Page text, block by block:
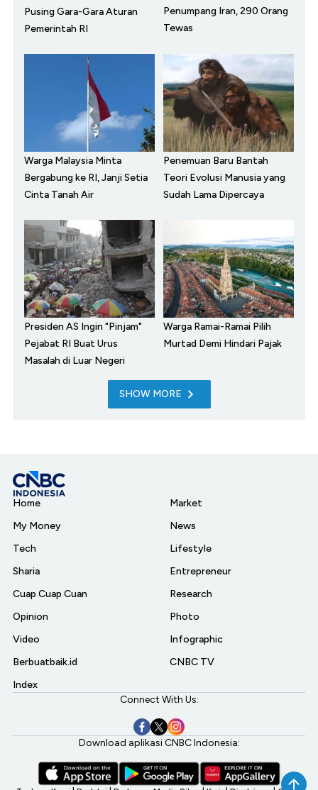
Pusing Gara-Gara Aturan
Pemerintah RI
Penumpang Iran, 290 Orang
Tewas
Warga Malaysia Minta
Bergabung ke RI, Janji Setia
Cinta Tanah Air
Penemuan Baru Bantah
Teori Evolusi Manusia yang
Sudah Lama Dipercaya
Presiden AS Ingin "Pinjam"
Pejabat RI Buat Urus
Masalah di Luar Negeri
Warga Ramai-Ramai Pilih
Murtad Demi Hindari Pajak
SHOW MORE
Home
My Money
Tech
Sharia
Cuap Cuap Cuan
Opinion
Video
Berbuatbaik.id
Index
Market
News
Lifestyle
Entrepreneur
Research
Photo
Infographic
CNBC TV
Connect With Us:
Download aplikasi CNBC Indonesia: